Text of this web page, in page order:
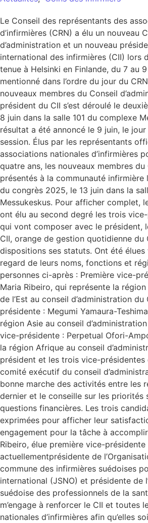
Le Conseil des représentants des
d’infirmières (CRN) a élu un nouveau
d’administration et un nouveau
international des infirmières (CII) lors
tenue à Helsinki en Finlande, du 7 au
mentionné dans l’ordre du jour du
nouveaux membres du Conseil
président du CII s’est déroulé le
8 juin dans la salle 101 du complexe
résultat a été annoncé le 9 juin, le
session. Élus par les représentants
associations nationales d’infirmières
quatre ans, les nouveaux membres
présentés à la communauté
du congrès 2025, le 13 juin dans la
Messukeskus. Pour afficher complet,
ont élu au second degré les trois
qui vont composer avec le président,
CII, orange de gestion quotidienne du
dispositions ses statuts. Ont été
regard de leurs noms, fonctions et
personnes ci-après : Première vice-
Maria Ribeiro, qui représente la
de l’Est au conseil d’administration
présidente : Megumi Yamaura-
région Asie au conseil
vice-présidente : Perpetual Ofori-
la région Afrique au conseil
président et les trois vice-présidentes
comité exécutif du conseil
bonne marche des activités entre les
dernier et le conseille sur les priorités
questions financières. Les trois
exprimées pour afficher leur
engagement pour la tâche à
Ribeiro, élue première vice-présidente
actuellementprésidente de
commune des infirmières suédoises
international (JSNO) et présidente de
suédoise des professionnels de la
m’engage à renforcer le CII et toutes
nationales d’infirmières afin qu’elles